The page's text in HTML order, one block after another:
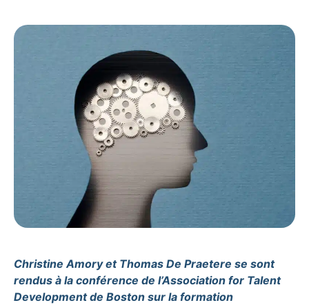
Christine Amory et Thomas De Praetere se sont
rendus à la conférence de l’Association for Talent
Development de Boston sur la formation